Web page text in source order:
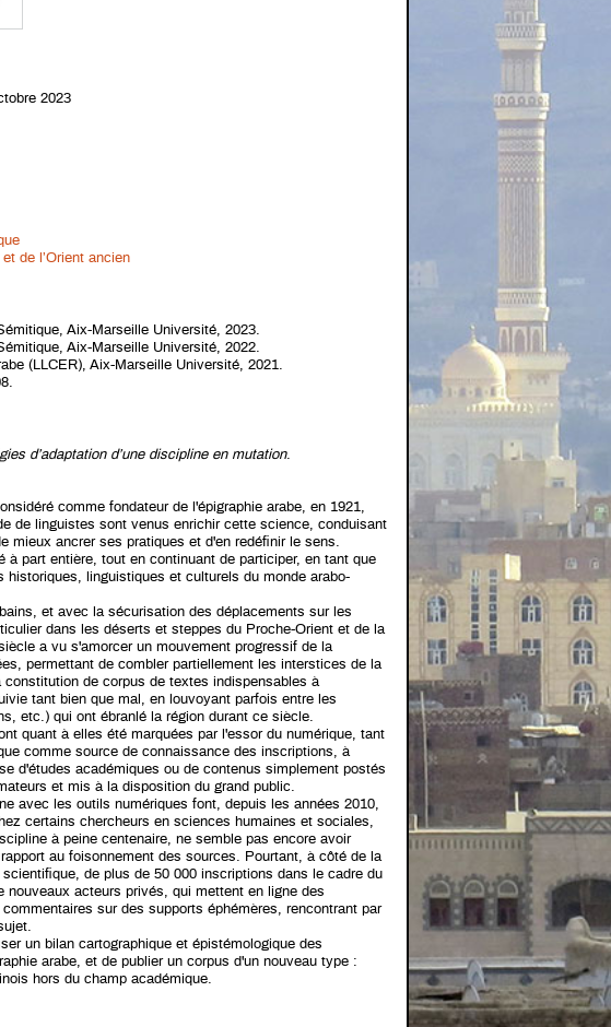
2023
de l’Orient ancien
Aix-Marseille Université, 2023.
Aix-Marseille Université, 2022.
(LLCER), Aix-Marseille Université, 2021.
d’adaptation d’une discipline en mutation.
comme fondateur de l'épigraphie arabe, en 1921,
de linguistes sont venus enrichir cette science, conduisant
mieux ancrer ses pratiques et d'en redéfinir le sens.
à part entière, tout en continuant de participer, en tant que
linguistiques et culturels du monde arabo-
et avec la sécurisation des déplacements sur les
dans les déserts et steppes du Proche-Orient et de la
a vu s'amorcer un mouvement progressif de la
permettant de combler partiellement les interstices de la
de corpus de textes indispensables à
tant bien que mal, en louvoyant parfois entre les
etc.) qui ont ébranlé la région durant ce siècle.
quant à elles été marquées par l'essor du numérique, tant
comme source de connaissance des inscriptions, à
d'études académiques ou de contenus simplement postés
et mis à la disposition du grand public.
avec les outils numériques font, depuis les années 2010,
certains chercheurs en sciences humaines et sociales,
à peine centenaire, ne semble pas encore avoir
au foisonnement des sources. Pourtant, à côté de la
de plus de 50 000 inscriptions dans le cadre du
nouveaux acteurs privés, qui mettent en ligne des
sur des supports éphémères, rencontrant par
un bilan cartographique et épistémologique des
arabe, et de publier un corpus d'un nouveau type :
hors du champ académique.